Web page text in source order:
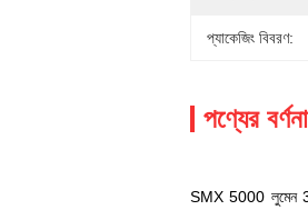
প্যাকেজিং বিবরণ:
পণ্যের বর্ণনা
SMX 5000 লুমেন